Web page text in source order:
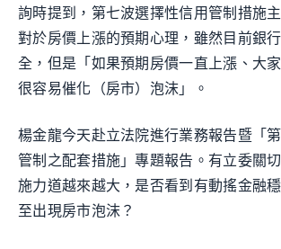
詢時提到，第七波選擇性信用管制措施
對於房價上漲的預期心理，雖然目前銀
全，但是「如果預期房價一直上漲、大
很容易催化（房市）泡沫」。
楊金龍今天赴立法院進行業務報告暨「
管制之配套措施」專題報告。有立委關
施力道越來越大，是否看到有動搖金融
至出現房市泡沫？